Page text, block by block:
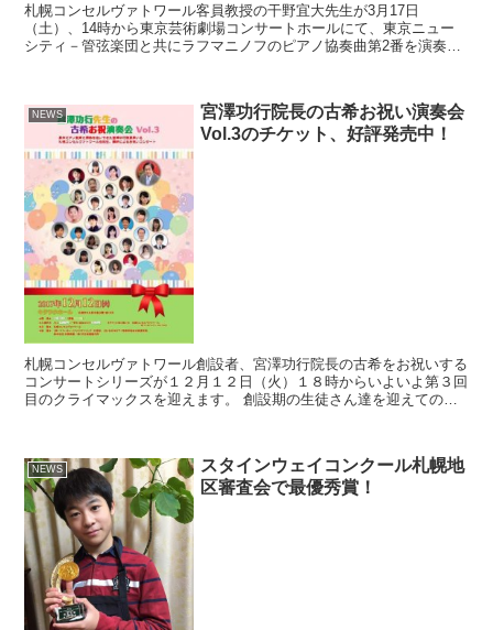
札幌コンセルヴァトワール客員教授の干野宜大先生が3月17日
（土）、14時から東京芸術劇場コンサートホールにて、東京ニュー
シティ－管弦楽団と共にラフマニノフのピアノ協奏曲第2番を演奏し
NEWS
宮澤功行院長の古希お祝い演奏会
Vol.3のチケット、好評発売中！
札幌コンセルヴァトワール創設者、宮澤功行院長の古希をお祝いする
コンサートシリーズが１２月１２日（火）１８時からいよいよ第３回
目のクライマックスを迎えます。 創設期の生徒さん達を迎えてのサ
NEWS
スタインウェイコンクール札幌地
区審査会で最優秀賞！